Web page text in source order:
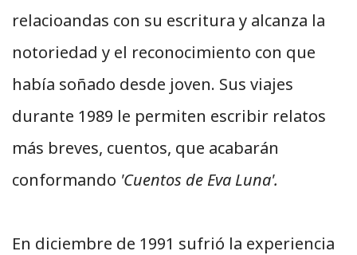
relacioandas con su escritura y alcanza la
notoriedad y el reconocimiento con que
había soñado desde joven. Sus viajes
durante 1989 le permiten escribir relatos
más breves, cuentos, que acabarán
conformando 'Cuentos de Eva Luna'.
En diciembre de 1991 sufrió la experiencia